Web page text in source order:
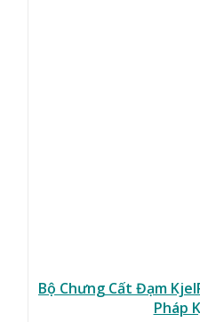
Bộ Chưng Cất Đạm
Pháp